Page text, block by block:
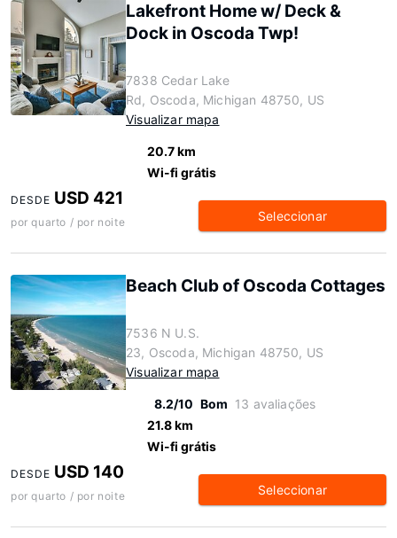
Lakefront Home w/ Deck &
Dock in Oscoda Twp!
7838 Cedar Lake
Rd, Oscoda, Michigan 48750, US
Visualizar mapa
20.7 km
Wi-fi grátis
DESDE USD 421
por quarto / por noite Seleccionar
Beach Club of Oscoda Cottages
7536 N U.S.
23, Oscoda, Michigan 48750, US
Visualizar mapa
8.2/10 Bom 13 avaliações
21.8 km
Wi-fi grátis
DESDE USD 140
por quarto / por noite Seleccionar